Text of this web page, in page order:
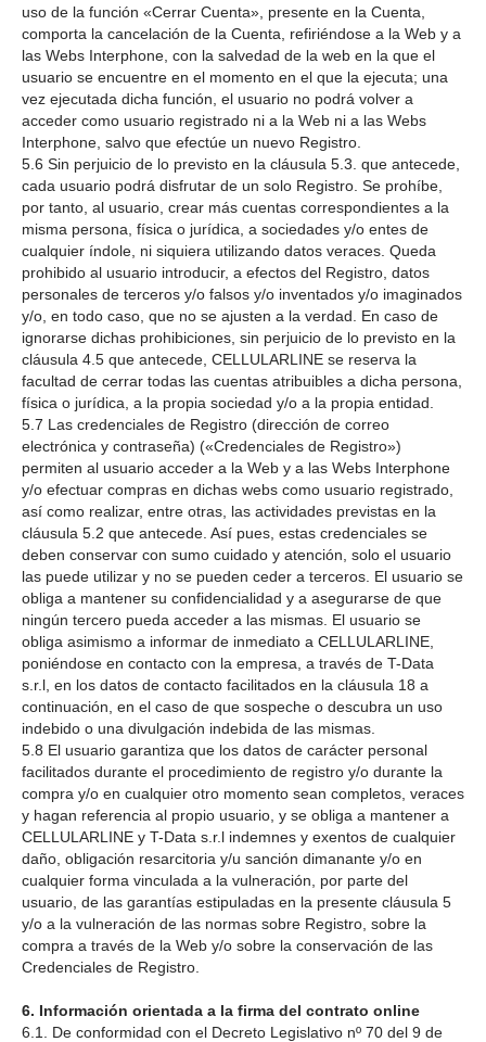
uso de la función «Cerrar Cuenta», presente en la Cuenta,
comporta la cancelación de la Cuenta, refiriéndose a la Web y a
las Webs Interphone, con la salvedad de la web en la que el
usuario se encuentre en el momento en el que la ejecuta; una
vez ejecutada dicha función, el usuario no podrá volver a
acceder como usuario registrado ni a la Web ni a las Webs
Interphone, salvo que efectúe un nuevo Registro.
5.6 Sin perjuicio de lo previsto en la cláusula 5.3. que antecede,
cada usuario podrá disfrutar de un solo Registro. Se prohíbe,
por tanto, al usuario, crear más cuentas correspondientes a la
misma persona, física o jurídica, a sociedades y/o entes de
cualquier índole, ni siquiera utilizando datos veraces. Queda
prohibido al usuario introducir, a efectos del Registro, datos
personales de terceros y/o falsos y/o inventados y/o imaginados
y/o, en todo caso, que no se ajusten a la verdad. En caso de
ignorarse dichas prohibiciones, sin perjuicio de lo previsto en la
cláusula 4.5 que antecede, CELLULARLINE se reserva la
facultad de cerrar todas las cuentas atribuibles a dicha persona,
física o jurídica, a la propia sociedad y/o a la propia entidad.
5.7 Las credenciales de Registro (dirección de correo
electrónica y contraseña) («Credenciales de Registro»)
permiten al usuario acceder a la Web y a las Webs Interphone
y/o efectuar compras en dichas webs como usuario registrado,
así como realizar, entre otras, las actividades previstas en la
cláusula 5.2 que antecede. Así pues, estas credenciales se
deben conservar con sumo cuidado y atención, solo el usuario
las puede utilizar y no se pueden ceder a terceros. El usuario se
obliga a mantener su confidencialidad y a asegurarse de que
ningún tercero pueda acceder a las mismas. El usuario se
obliga asimismo a informar de inmediato a CELLULARLINE,
poniéndose en contacto con la empresa, a través de T-Data
s.r.l, en los datos de contacto facilitados en la cláusula 18 a
continuación, en el caso de que sospeche o descubra un uso
indebido o una divulgación indebida de las mismas.
5.8 El usuario garantiza que los datos de carácter personal
facilitados durante el procedimiento de registro y/o durante la
compra y/o en cualquier otro momento sean completos, veraces
y hagan referencia al propio usuario, y se obliga a mantener a
CELLULARLINE y T-Data s.r.l indemnes y exentos de cualquier
daño, obligación resarcitoria y/u sanción dimanante y/o en
cualquier forma vinculada a la vulneración, por parte del
usuario, de las garantías estipuladas en la presente cláusula 5
y/o a la vulneración de las normas sobre Registro, sobre la
compra a través de la Web y/o sobre la conservación de las
Credenciales de Registro.
6. Información orientada a la firma del contrato online
6.1. De conformidad con el Decreto Legislativo nº 70 del 9 de